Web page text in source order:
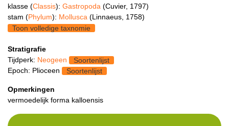
klasse (Classis): Gastropoda (Cuvier, 1797)
stam (Phylum): Mollusca (Linnaeus, 1758)
Toon volledige taxnomie
Stratigrafie
Tijdperk: Neogeen
Soortenlijst
Epoch: Plioceen
Soortenlijst
Opmerkingen
vermoedelijk forma kalloensis